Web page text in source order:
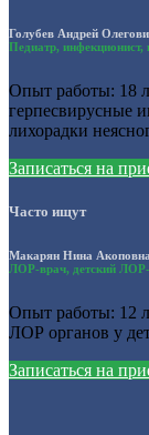
Голубев Андрей
Педиатр, инфекционист,
Опыт работы: 18
герпесвирусные
лихорадки
Записаться на
Часто ищут
Макарян Нина Акоповна
ЛОР-врач, детский
Опыт работы: 12
ЛОР органов у
Записаться на